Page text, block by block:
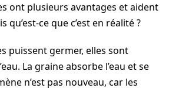
ont plusieurs avantages et aident
qu’est-ce que c’est en réalité ?
puissent germer, elles sont
La graine absorbe l’eau et se
n’est pas nouveau, car les